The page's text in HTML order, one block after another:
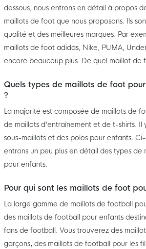
dessous, nous entrons en détail à propos
maillots de foot que nous proposons. Ils
qualité et des meilleures marques. Par
maillots de foot adidas, Nike, PUMA,
encore beaucoup plus. De quel maillot de
Quels types de maillots de foot
?
La majorité est composée de maillots de
de maillots d'entraînement et de t-shirts. Il
sous-maillots et des polos pour enfants. Ci-
entrons un peu plus en détail des types de
pour enfants.
Pour qui sont les maillots de foot
La large gamme de maillots de football
des maillots de football pour enfants
fans de football. Vous trouverez des
garçons, des maillots de football pour les